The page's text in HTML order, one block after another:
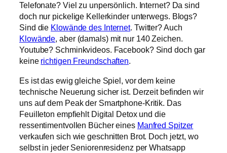
Telefonate? Viel zu unpersönlich. Internet? Da sind
doch nur pickelige Kellerkinder unterwegs. Blogs?
Sind die Klowände des Internet. Twitter? Auch
Klowände, aber (damals) mit nur 140 Zeichen.
Youtube? Schminkvideos. Facebook? Sind doch gar
keine richtigen Freundschaften.
Es ist das ewig gleiche Spiel, vor dem keine
technische Neuerung sicher ist. Derzeit befinden wir
uns auf dem Peak der Smartphone-Kritik. Das
Feuilleton empfiehlt Digital Detox und die
ressentimentvollen Bücher eines Manfred Spitzer
verkaufen sich wie geschnitten Brot. Doch jetzt, wo
selbst in jeder Seniorenresidenz per Whatsapp